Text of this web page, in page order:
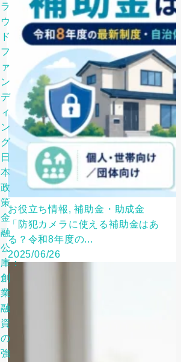
ラ
ウ
ド
フ
ァ
ン
デ
ィ
ン
グ
日
本
政
策
金
融
公
庫：
創
業
融
資
の
強
お役立ち情報, 補助金・助成金
「防犯カメラに使える補助金はあ
る？令和8年度の...
2025/06/26